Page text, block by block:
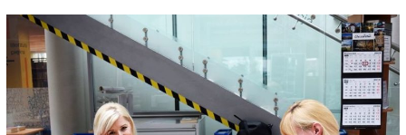
kwi
19
2018
Małopolskie
Dni
Książki
KSIĄŻKA
I
RÓŻA